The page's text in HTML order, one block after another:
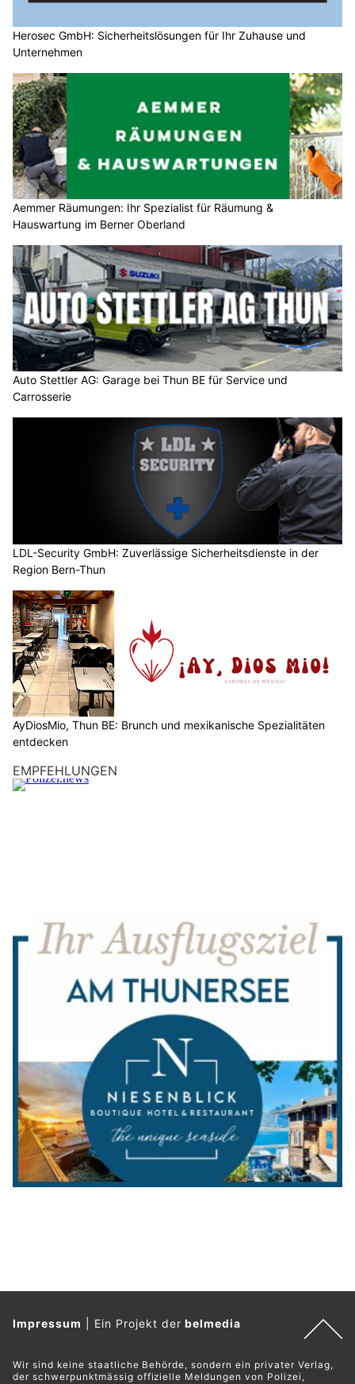
Herosec GmbH: Sicherheitslösungen für Ihr Zuhause und
Unternehmen
Aemmer Räumungen: Ihr Spezialist für Räumung &
Hauswartung im Berner Oberland
Auto Stettler AG: Garage bei Thun BE für Service und
Carrosserie
LDL-Security GmbH: Zuverlässige Sicherheitsdienste in der
Region Bern-Thun
AyDiosMio, Thun BE: Brunch und mexikanische Spezialitäten
entdecken
EMPFEHLUNGEN
Impressum Ein Projekt derbelmedia
Wir sind keine staatliche Behörde, sondern ein privater Verlag,
der schwerpunktmässig offizielle Meldungen von Polizei,